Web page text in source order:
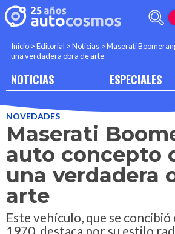
Inicio >Editorial >Noticias >Maserati
una verdadera obra de arte
NOTICIAS ESPECIALES
NOVEDADES
Maserati
auto concepto
una verdadera
arte
Este vehículo, que se concibió
1970, destaca por su estilo